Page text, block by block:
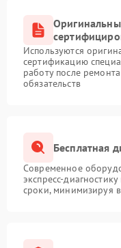
Используются
сертификацию
работу после
обязательств
Бесплатная
Современное
экспресс-
сроки, минимизируя